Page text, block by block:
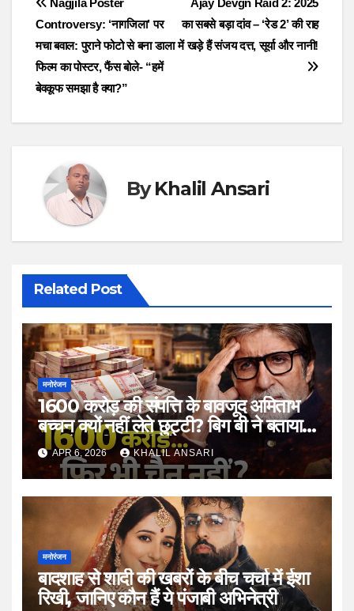
Post
navigation
का सबसे बड़ा दांव – ‘रेड 2’ की राह
में खड़े हैं संजय दत्त, सूर्या और नानी!
Controversy: ‘नागजिला’ पर
मचा बवाल: पुराने फोटो से बना डाला
फिल्म का पोस्टर, फैंस बोले- “हमें
बेवकूफ समझा है क्या?”
ByKhalil Ansari
Related Post
मनोरंजन
1600 करोड़ की संपत्ति के बावजूद अमिताभ
बच्चन क्यों नहीं लेते छुट्टी? बिग बी ने बताया
काम के प्रति अपनी सोच का राज
APR 6, 2026 KHALIL ANSARI
मनोरंजन
बादशाह से शादी की खबरों के बीच चर्चा में ईशा
रिखी, जानिए कौन हैं ये पंजाबी अभिनेत्री